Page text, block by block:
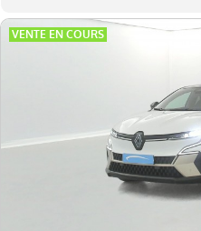
VENTE EN COURS